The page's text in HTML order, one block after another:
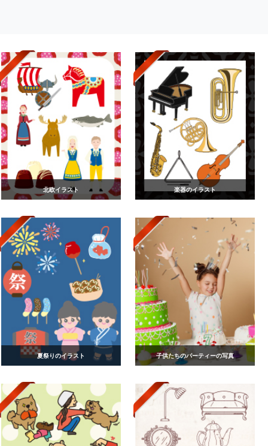
北欧イラスト 楽器のイラスト
夏祭りのイラスト 子供たちのパーティーの写真